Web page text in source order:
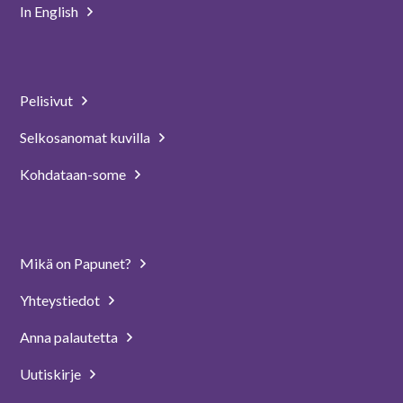
In English
Pelisivut
Selkosanomat kuvilla
Kohdataan-some
Mikä on Papunet?
Yhteystiedot
Anna palautetta
Uutiskirje